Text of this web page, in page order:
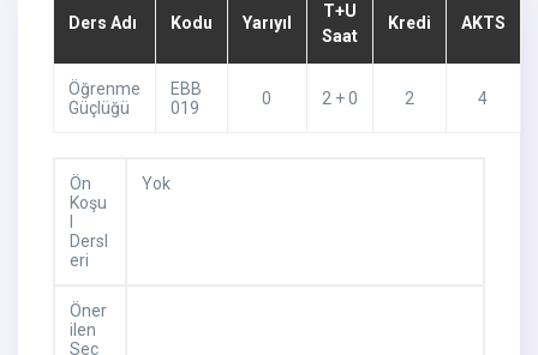
Ders Adı Kodu Yarıyıl
T+U
Saat
Kredi AKTS
Öğrenme
Güçlüğü
EBB
019
0 2 + 0 2 4
Ön
Koşu
Dersl
eri
Yok
Öner
ilen
Seç